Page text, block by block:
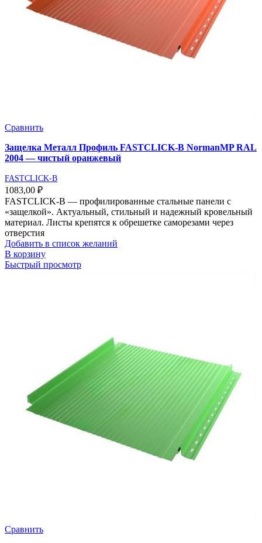
Сравнить
Защелка Металл Профиль FASTCLICK-В NormanMP RAL
2004 — чистый оранжевый
FASTCLICK-B
1083,00 ₽
FASTCLICK-В — профилированные стальные панели с
«защелкой». Актуальный, стильный и надежный кровельный
материал. Листы крепятся к обрешетке саморезами через
отверстия
Добавить в список желаний
В корзину
Быстрый просмотр
Сравнить